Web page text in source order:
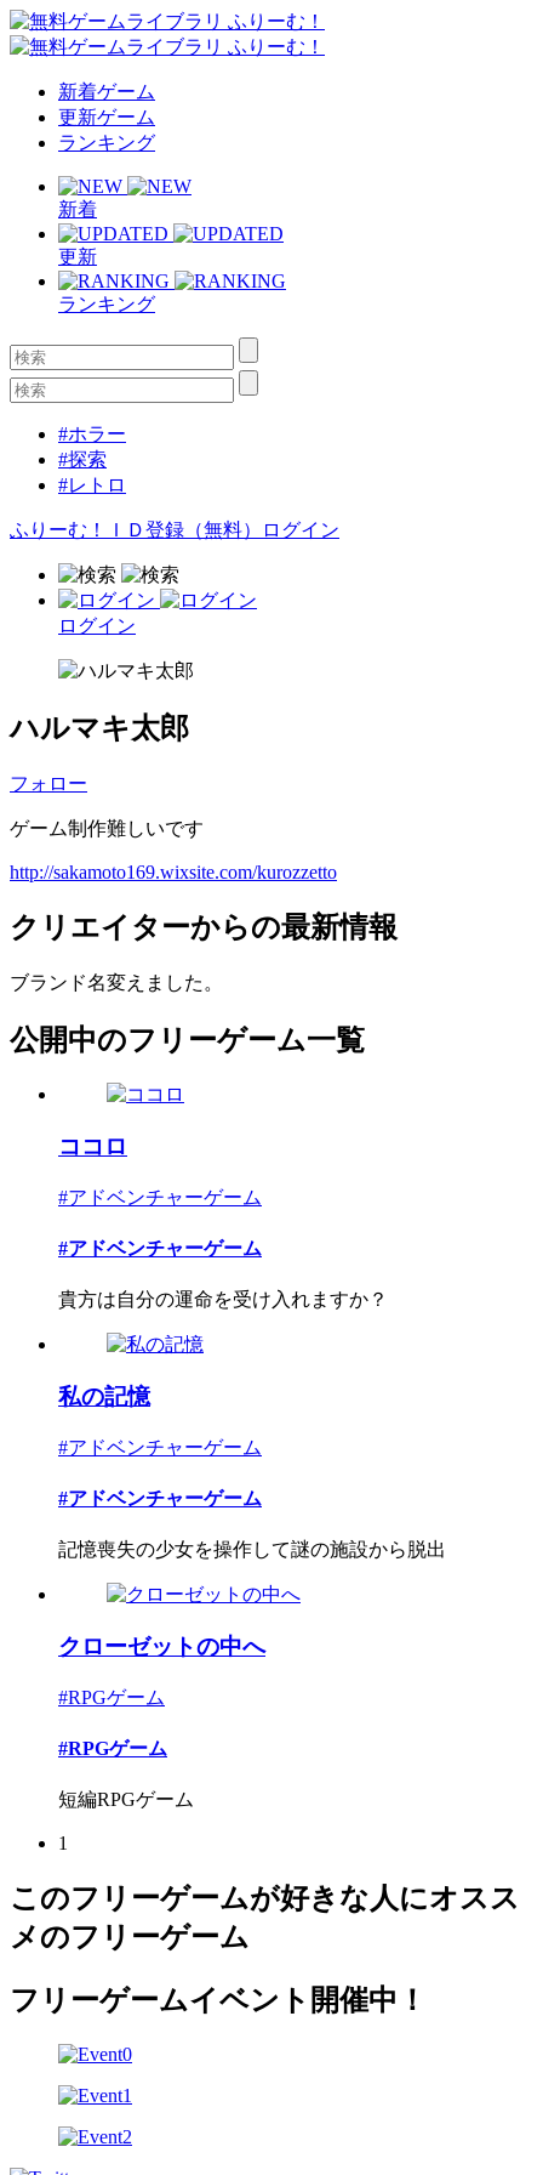
新着ゲーム
更新ゲーム
ランキング
新着
更新
ランキング
#ホラー
#探索
#レトロ
ふりーむ！ＩＤ登録（無料） ログイン
ログイン
ハルマキ太郎
フォロー
ゲーム制作難しいです
http://sakamoto169.wixsite.com/kurozzetto
クリエイターからの最新情報
ブランド名変えました。
公開中のフリーゲーム一覧
ココロ
#アドベンチャーゲーム
#アドベンチャーゲーム
貴方は自分の運命を受け入れますか？
私の記憶
#アドベンチャーゲーム
#アドベンチャーゲーム
記憶喪失の少女を操作して謎の施設から脱出
クローゼットの中へ
#RPGゲーム
#RPGゲーム
短編RPGゲーム
1
このフリーゲームが好きな人にオスス
メのフリーゲーム
フリーゲームイベント開催中！